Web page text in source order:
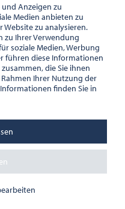
Anzeigen zu
Medien anbieten zu
zu analysieren.
Ihrer Verwendung
soziale Medien, Werbung
führen diese Informationen
die Sie ihnen
Ihrer Nutzung der
finden Sie in